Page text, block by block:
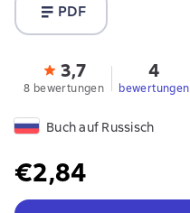
PDF
3,7
8 bewertungen
4
bewertungen
Buch auf Russisch
€2,84